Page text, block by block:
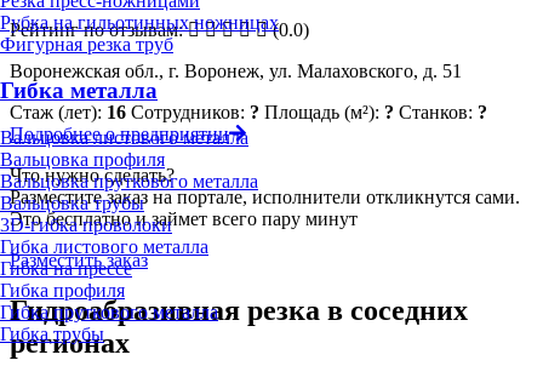
Рубка на гильотинных ножницах
Фигурная резка труб
Гибка металла
Вальцовка листового металла
Вальцовка профиля
Вальцовка пруткового металла
Вальцовка трубы
3D-гибка проволоки
Гибка листового металла
Гибка на прессе
Гибка профиля
Гибка пруткового металла
Гибка трубы
Рейтинг по отзывам:
(0.0)
Воронежская обл., г. Воронеж, ул. Малаховского, д. 51
Стаж (лет): 16 Сотрудников: ? Площадь (м²): ? Станков: ?
Подробнее о предприятии
Что нужно сделать?
Разместите заказ на портале, исполнители откликнутся сами.
Это бесплатно и займет всего пару минут
Разместить заказ
Гидроабразивная резка в соседних
регионах